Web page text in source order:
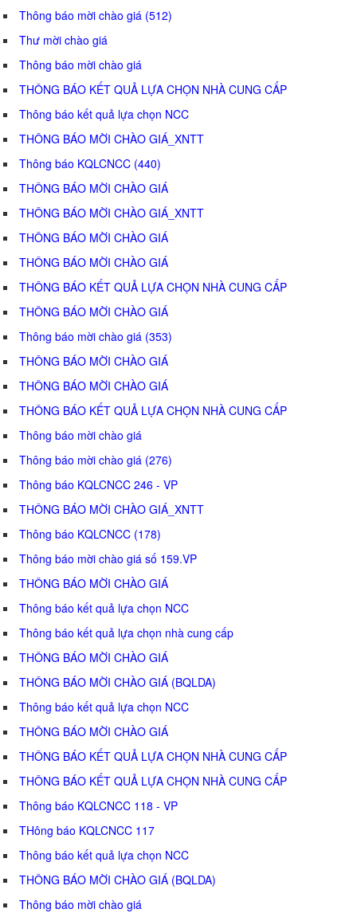
Thông báo mời chào giá (512)
Thư mời chào giá
Thông báo mời chào giá
THÔNG BÁO KẾT QUẢ LỰA CHỌN NHÀ CUNG CẤP
Thông báo kết quả lựa chọn NCC
THÔNG BÁO MỜI CHÀO GIÁ_XNTT
Thông báo KQLCNCC (440)
THÔNG BÁO MỜI CHÀO GIÁ
THÔNG BÁO MỜI CHÀO GIÁ_XNTT
THÔNG BÁO MỜI CHÀO GIÁ
THÔNG BÁO MỜI CHÀO GIÁ
THÔNG BÁO KẾT QUẢ LỰA CHỌN NHÀ CUNG CẤP
THÔNG BÁO MỜI CHÀO GIÁ
Thông báo mời chào giá (353)
THÔNG BÁO MỜI CHÀO GIÁ
THÔNG BÁO MỜI CHÀO GIÁ
THÔNG BÁO KẾT QUẢ LỰA CHỌN NHÀ CUNG CẤP
Thông báo mời chào giá
Thông báo mời chào giá (276)
Thông báo KQLCNCC 246 - VP
THÔNG BÁO MỜI CHÀO GIÁ_XNTT
Thông báo KQLCNCC (178)
Thông báo mời chào giá số 159.VP
THÔNG BÁO MỜI CHÀO GIÁ
Thông báo kết quả lựa chọn NCC
Thông báo kết quả lựa chọn nhà cung cấp
THÔNG BÁO MỜI CHÀO GIÁ
THÔNG BÁO MỜI CHÀO GIÁ (BQLDA)
Thông báo kết quả lựa chọn NCC
THÔNG BÁO MỜI CHÀO GIÁ
THÔNG BÁO KẾT QUẢ LỰA CHỌN NHÀ CUNG CẤP
THÔNG BÁO KẾT QUẢ LỰA CHỌN NHÀ CUNG CẤP
Thông báo KQLCNCC 118 - VP
THông báo KQLCNCC 117
Thông báo kết quả lựa chọn NCC
THÔNG BÁO MỜI CHÀO GIÁ (BQLDA)
Thông báo mời chào giá